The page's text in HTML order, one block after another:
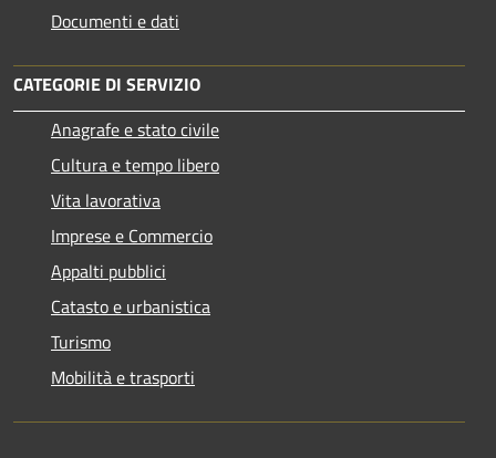
Documenti e dati
CATEGORIE DI SERVIZIO
Anagrafe e stato civile
Cultura e tempo libero
Vita lavorativa
Imprese e Commercio
Appalti pubblici
Catasto e urbanistica
Turismo
Mobilità e trasporti